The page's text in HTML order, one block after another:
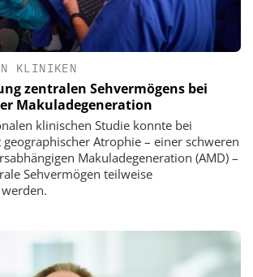
KLINIKEN
zentralen Sehvermögens bei
Makuladegeneration
klinischen Studie konnte bei
Atrophie – einer schweren
Makuladegeneration (AMD) –
Sehvermögen teilweise